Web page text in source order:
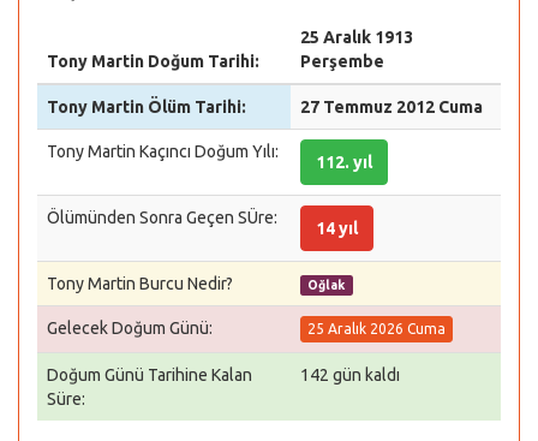
Tony Martin Doğum Tarihi:
25 Aralık 1913
Perşembe
Tony Martin Ölüm Tarihi: 27 Temmuz 2012 Cuma
Tony Martin Kaçıncı Doğum Yılı:
112. yıl
Ölümünden Sonra Geçen SÜre:
14 yıl
Tony Martin Burcu Nedir? Oğlak
Gelecek Doğum Günü: 25 Aralık 2026 Cuma
Doğum Günü Tarihine Kalan
Süre:
142 gün kaldı